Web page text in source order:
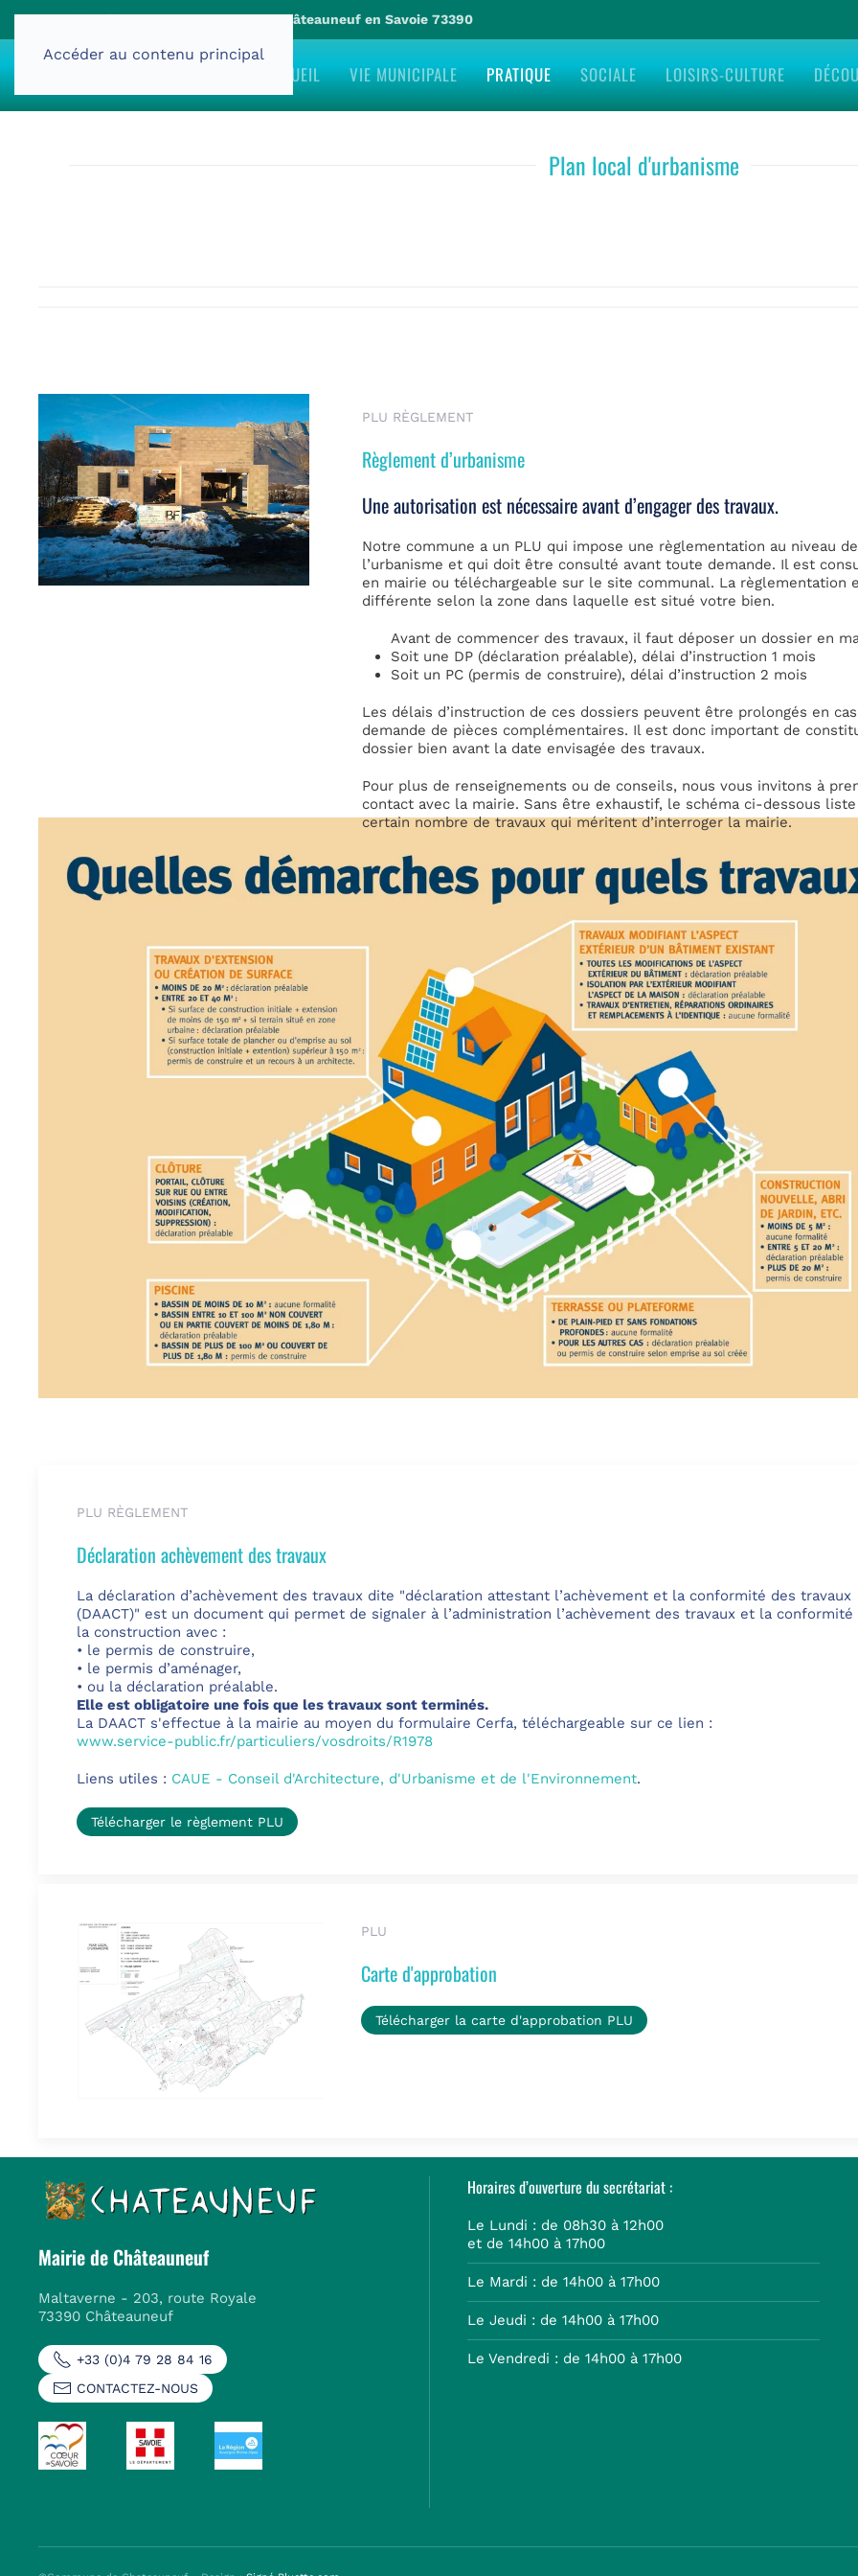
Accéder au contenu principal
Site officiel de la commune de Châteauneuf en Savoie 73390
ACCUEIL VIE MUNICIPALE PRATIQUE SOCIALE LOISIRS-CULTURE
Plan local d'urbanisme
PLU RÈGLEMENT
Règlement d’urbanisme
Une autorisation est nécessaire avant d’engager des travaux.
Notre commune a un PLU qui impose une règlementation au niveau de
l’urbanisme et qui doit être consulté avant toute demande. Il est
en mairie ou téléchargeable sur le site communal. La règlementation
différente selon la zone dans laquelle est situé votre bien.
Avant de commencer des travaux, il faut déposer un dossier en
Soit une DP (déclaration préalable), délai d’instruction 1 mois
Soit un PC (permis de construire), délai d’instruction 2 mois
Les délais d’instruction de ces dossiers peuvent être prolongés en
demande de pièces complémentaires. Il est donc important de
dossier bien avant la date envisagée des travaux.
Pour plus de renseignements ou de conseils, nous vous invitons à
contact avec la mairie. Sans être exhaustif, le schéma ci-dessous
certain nombre de travaux qui méritent d’interroger la mairie.
PLU RÈGLEMENT
Déclaration achèvement des travaux
La déclaration d’achèvement des travaux dite "déclaration attestant l’achèvement et la conformité des travaux
(DAACT)" est un document qui permet de signaler à l’administration l’achèvement des travaux et la conformité
la construction avec :
• le permis de construire,
• le permis d’aménager,
• ou la déclaration préalable.
Elle est obligatoire une fois que les travaux sont terminés.
La DAACT s'effectue à la mairie au moyen du formulaire Cerfa, téléchargeable sur ce lien :
www.service-public.fr/particuliers/vosdroits/R1978
Liens utiles : CAUE - Conseil d'Architecture, d'Urbanisme et de l'Environnement.
Télécharger le règlement PLU
PLU
Carte d'approbation
Télécharger la carte d'approbation PLU
Mairie de Châteauneuf
Maltaverne - 203, route Royale
73390 Châteauneuf
+33 (0)4 79 28 84 16
CONTACTEZ-NOUS
voir voir voir
Horaires d’ouverture du secrétariat :
Le Lundi : de 08h30 à 12h00
et de 14h00 à 17h00
Le Mardi : de 14h00 à 17h00
Le Jeudi : de 14h00 à 17h00
Le Vendredi : de 14h00 à 17h00